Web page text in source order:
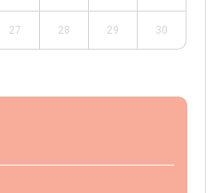
27 28 29 30